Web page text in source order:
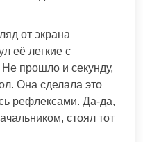
от экрана
её легкие с
прошло и секунду,
Она сделала это
рефлексами. Да-да,
стоял тот